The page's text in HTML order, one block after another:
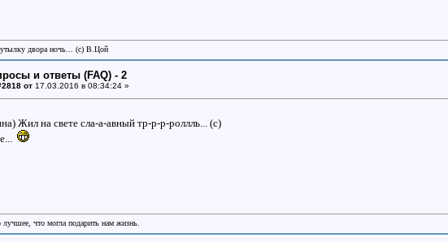
двора ночь... (с) В.Цой
и ответы (FAQ) - 2
от 17.03.2016 в 08:34:24 »
Жил на свете сла-а-авный тр-р-р-роллль... (с)
лучшее, что могла подарить нам жизнь.